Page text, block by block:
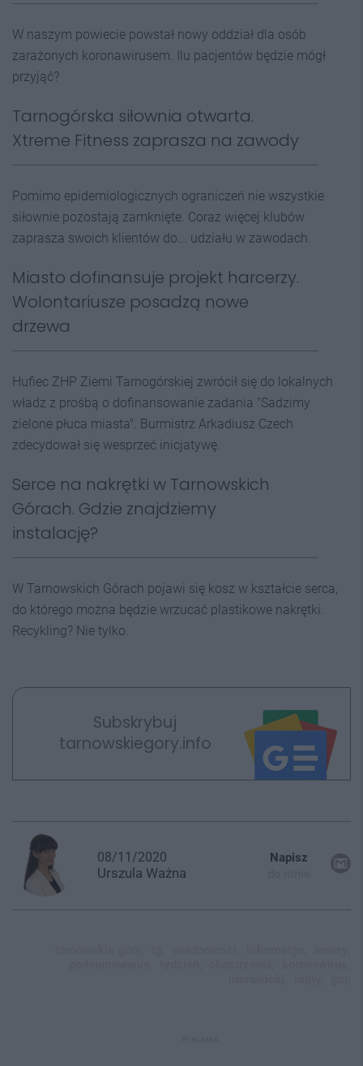
W naszym powiecie powstał nowy oddział dla osób
zarażonych koronawirusem. Ilu pacjentów będzie mógł
przyjąć?
Tarnogórska siłownia otwarta.
Xtreme Fitness zaprasza na zawody
Pomimo epidemiologicznych ograniczeń nie wszystkie
siłownie pozostają zamknięte. Coraz więcej klubów
zaprasza swoich klientów do... udziału w zawodach.
Miasto dofinansuje projekt harcerzy.
Wolontariusze posadzą nowe
drzewa
Hufiec ZHP Ziemi Tarnogórskiej zwrócił się do lokalnych
władz z prośbą o dofinansowanie zadania "Sadzimy
zielone płuca miasta". Burmistrz Arkadiusz Czech
zdecydował się wesprzeć inicjatywę.
Serce na nakrętki w Tarnowskich
Górach. Gdzie znajdziemy
instalację?
W Tarnowskich Górach pojawi się kosz w kształcie serca,
do którego można będzie wrzucać plastikowe nakrętki.
Recykling? Nie tylko.
Subskrybuj
tarnowskiegory.info
08/11/2020
Urszula Ważna
Napisz